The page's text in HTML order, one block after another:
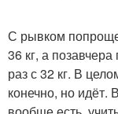
С рывком
36 кг, а
раз с 32 кг. В
конечно, но идёт.